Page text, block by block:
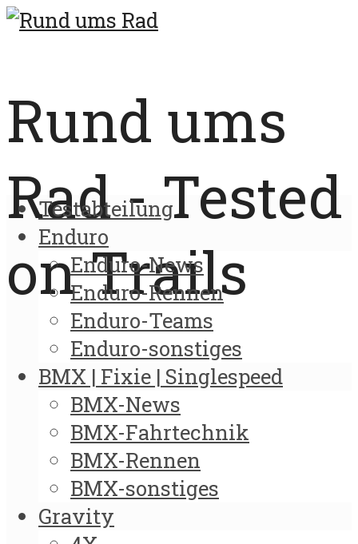
Rund ums
Rad - Tested
on Trails
Testabteilung
Enduro
Enduro-News
Enduro-Rennen
Enduro-Teams
Enduro-sonstiges
BMX | Fixie | Singlespeed
BMX-News
BMX-Fahrtechnik
BMX-Rennen
BMX-sonstiges
Gravity